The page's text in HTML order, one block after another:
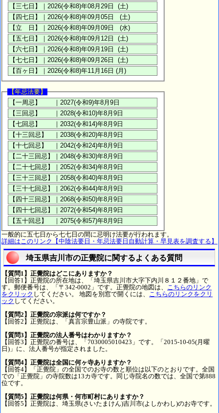
【年忌法要】
一般的に五七日から七七日の間に忌明け法要が行われます。
詳細はこのリンク【中陰法要日・年忌法要日自動計算・早見表を調査する】
埼玉県吉川市の正覺院に関するよくある質問
【質問1】正覺院はどこにありますか？
【回答1】正覺院の所在地は、「埼玉県吉川市大字下内川８１２番地」で
す。郵便番号は、「〒342-0002」です。正覺院の地図は、 こちらのリンク
をクリック してください。 地図を別窓で開くには、 こちらのリンクをクリ
ック してください。
【質問2】正覺院の宗派は何ですか？
【回答2】正覺院は、「真言宗豊山派」の寺院です。
【質問3】正覺院の法人番号はわかりますか？
【回答3】正覺院の番号は、「7030005010423」です。「2015-10-05(月曜
日)」に、法人番号が指定されました。
【質問4】正覺院は全国に何ヶ寺ありますか？
【回答4】「正覺院」の全国でのお寺の数と順位は以下のとおりです。全国
での「正覺院」の寺院数は13カ寺です。同じ寺院名の数では、全国で第888
位です。
【質問5】正覺院は何県・何市町村にありますか？
【回答5】正覺院は、埼玉県(さいたまけん)吉川市(よしかわし)のお寺です。